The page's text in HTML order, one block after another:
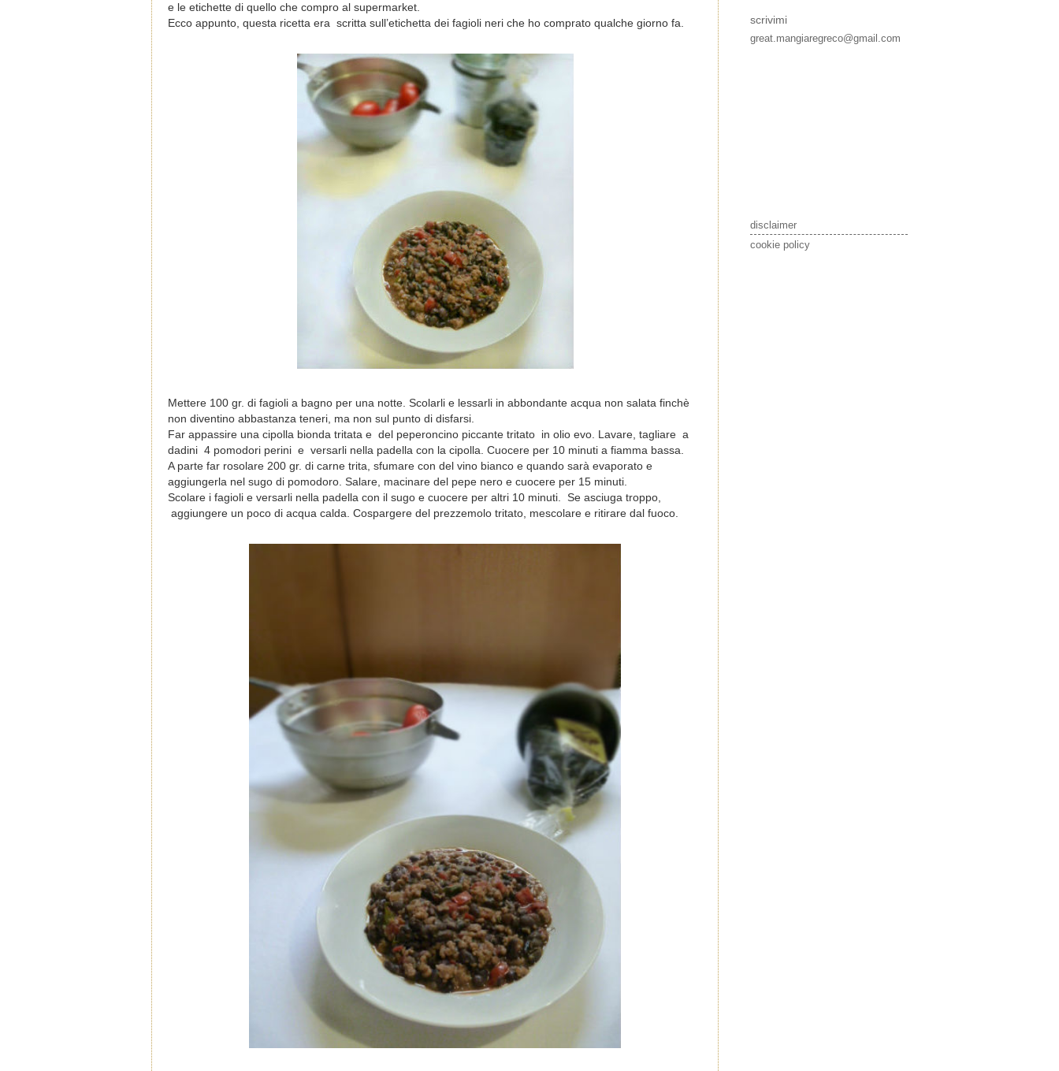
e le etichette di quello che compro al supermarket.
Ecco appunto, questa ricetta era scritta sull’etichetta dei fagioli neri che ho comprato qualche giorno fa.
Mettere 100 gr. di fagioli a bagno per una notte. Scolarli e lessarli in abbondante acqua non salata finchè
non diventino abbastanza teneri, ma non sul punto di disfarsi.
Far appassire una cipolla bionda tritata e del peperoncino piccante tritato in olio evo. Lavare, tagliare a
dadini 4 pomodori perini e versarli nella padella con la cipolla. Cuocere per 10 minuti a fiamma bassa.
A parte far rosolare 200 gr. di carne trita, sfumare con del vino bianco e quando sarà evaporato e
aggiungerla nel sugo di pomodoro. Salare, macinare del pepe nero e cuocere per 15 minuti.
Scolare i fagioli e versarli nella padella con il sugo e cuocere per altri 10 minuti. Se asciuga troppo,
aggiungere un poco di acqua calda. Cospargere del prezzemolo tritato, mescolare e ritirare dal fuoco.
scrivimi
great.mangiaregreco@gmail.com
disclaimer
cookie policy